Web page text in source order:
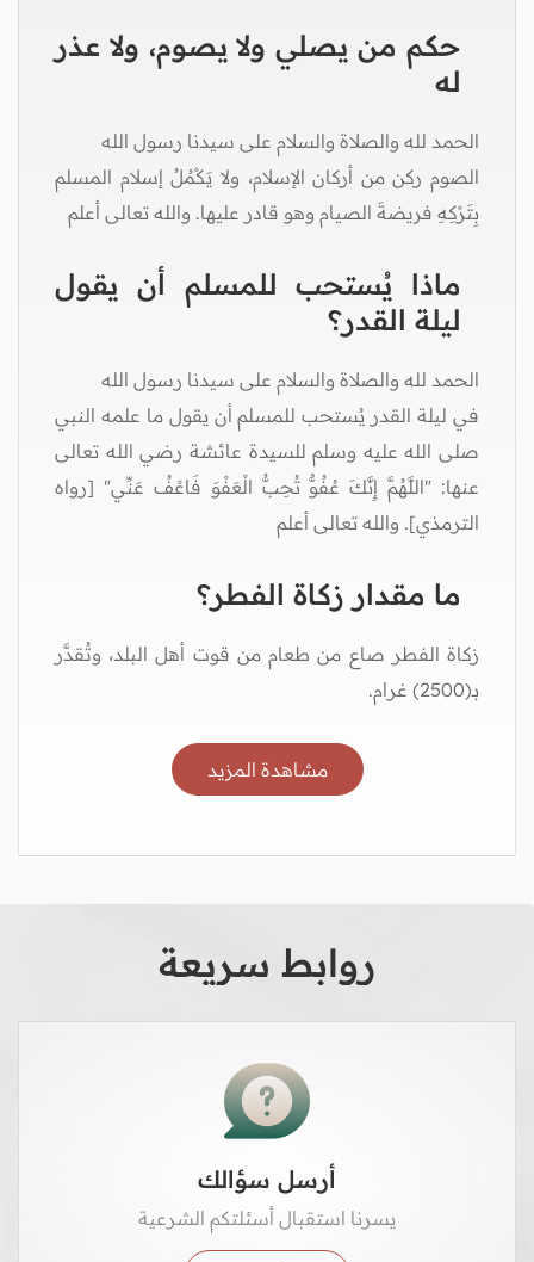
حكم من يصلي ولا يصوم، ولا عذر
له
الحمد لله والصلاة والسلام على سيدنا رسول الله
الصوم ركن من أركان الإسلام، ولا يَكْمُلُ إسلام المسلم
بِتَرْكِهِ فريضةَ الصيام وهو قادر عليها. والله تعالى أعلم
ماذا يُستحب للمسلم أن يقول
ليلة القدر؟
الحمد لله والصلاة والسلام على سيدنا رسول الله
في ليلة القدر يُستحب للمسلم أن يقول ما علمه النبي
صلى الله عليه وسلم للسيدة عائشة رضي الله تعالى
عنها: "اللَّهُمَّ إِنَّكَ عُفُوٌّ تُحِبُّ الْعَفْوَ فَاعْفُ عَنِّي" [رواه
الترمذي]. والله تعالى أعلم
ما مقدار زكاة الفطر؟
زكاة الفطر صاع من طعام من قوت أهل البلد، وتُقدَّر
بـ(2500) غرام.
مشاهدة المزيد
روابط سريعة
أرسل سؤالك
يسرنا استقبال أسئلتكم الشرعية